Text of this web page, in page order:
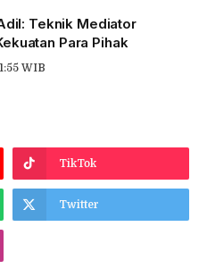
Teknik Mediator
Para Pihak
WIB
TikTok
Twitter